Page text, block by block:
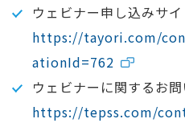
ウェビナー申し込みサイ
https://tayori.com/
ationId=762
ウェビナーに関するお問
https://tepss.com/